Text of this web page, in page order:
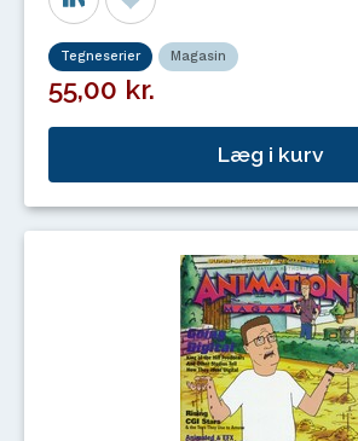
Tegneserier Magasin
55,00 kr.
Læg i kurv